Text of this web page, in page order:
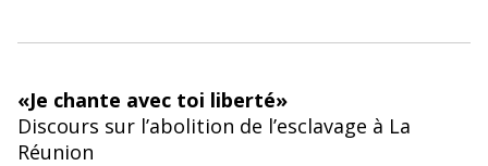
«Je chante avec toi liberté»
Discours sur l’abolition de l’esclavage à La
Réunion